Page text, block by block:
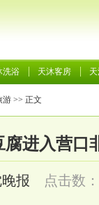
洗浴 天沐客房
游 >> 正文
腐进入营口
报 点击数：